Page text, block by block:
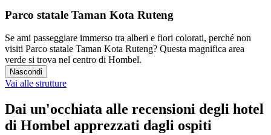
Parco statale Taman Kota Ruteng
Se ami passeggiare immerso tra alberi e fiori colorati, perché non
visiti Parco statale Taman Kota Ruteng? Questa magnifica area
verde si trova nel centro di Hombel.
Nascondi
Vai alle strutture
Dai un'occhiata alle recensioni degli hotel
di Hombel apprezzati dagli ospiti